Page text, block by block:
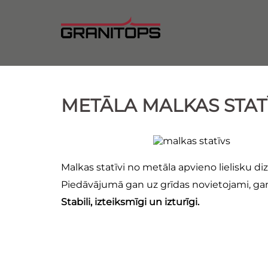
METĀLA MALKAS
Malkas statīvi no metāla apvieno lielisku
Piedāvājumā gan uz grīdas novietojami,
Stabili, izteiksmīgi un izturīgi.